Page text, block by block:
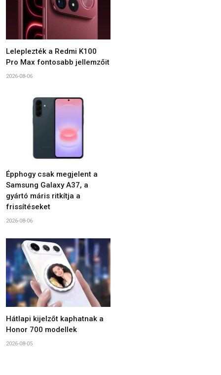
Leleplezték a Redmi K100
Pro Max fontosabb jellemzőit
2026-08-06
Épphogy csak megjelent a
Samsung Galaxy A37, a
gyártó máris ritkítja a
frissítéseket
2026-08-06
Hátlapi kijelzőt kaphatnak a
Honor 700 modellek
2026-08-05